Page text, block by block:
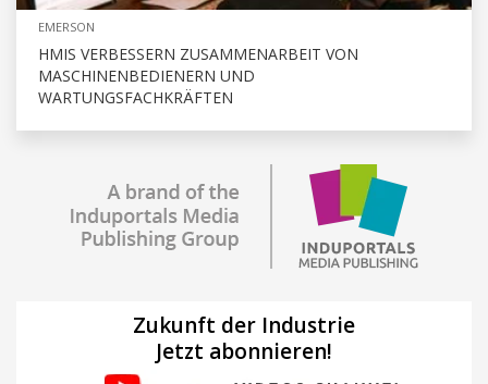
EMERSON
HMIS VERBESSERN ZUSAMMENARBEIT VON
MASCHINENBEDIENERN UND
WARTUNGSFACHKRÄFTEN
Zukunft der Industrie
Jetzt abonnieren!